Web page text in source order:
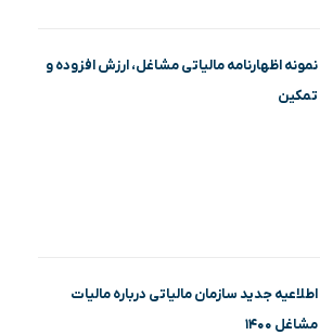
نمونه اظهارنامه مالیاتی مشاغل، ارزش افزوده و
تمکین
اطلاعیه جدید سازمان مالیاتی درباره مالیات
مشاغل ۱۴۰۰